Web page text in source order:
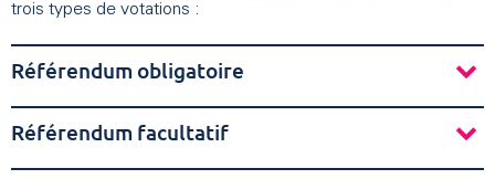
trois types de votations :
Référendum obligatoire
Référendum facultatif